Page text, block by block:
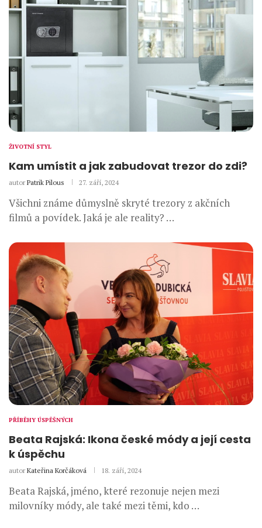
ŽIVOTNÍ STYL
Kam umístit a jak zabudovat trezor do zdi?
autor Patrik Pilous 27. září, 2024
Všichni známe důmyslně skryté trezory z akčních
filmů a povídek. Jaká je ale reality? …
PŘÍBĚHY ÚSPĚŠNÝCH
Beata Rajská: Ikona české módy a její cesta
k úspěchu
autor Kateřina Korčáková 18. září, 2024
Beata Rajská, jméno, které rezonuje nejen mezi
milovníky módy, ale také mezi těmi, kdo …